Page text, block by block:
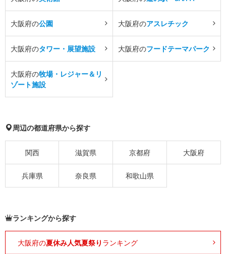
大阪府の公園 大阪府のアスレチック
大阪府のタワー・展望施設 大阪府のフードテーマパーク
大阪府の牧場・レジャー＆リ
ゾート施設
周辺の都道府県から探す
関西 滋賀県 京都府 大阪府
兵庫県 奈良県 和歌山県
ランキングから探す
大阪府の夏休み人気夏祭り ランキング